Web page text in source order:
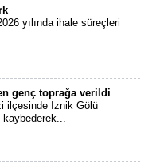
yılında ihale süreçleri
genç toprağa verildi
ilçesinde İznik Gölü
kaybederek...